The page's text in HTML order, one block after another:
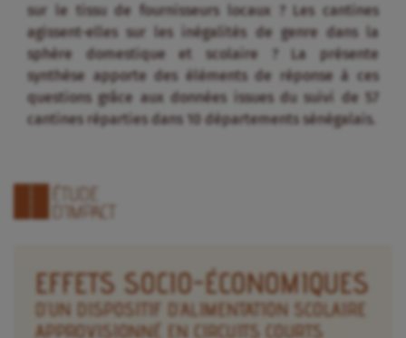
sur le tissu de fournisseurs locaux ? Les cantines
agissent-elles sur les inégalités de genre dans la
sphère domestique et scolaire ? La présente
synthèse apporte des éléments de réponse à ces
questions grâce aux données issues du suivi de 57
cantines réparties dans 10 départements sénégalais.